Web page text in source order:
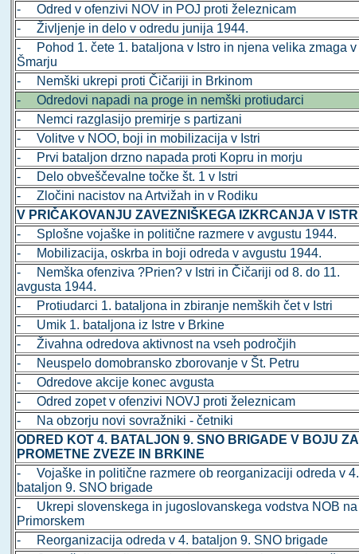
- Odred v ofenzivi NOV in POJ proti železnicam
- Življenje in delo v odredu junija 1944.
- Pohod 1. čete 1. bataljona v Istro in njena velika zmaga v
Šmarju
- Nemški ukrepi proti Čičariji in Brkinom
- Odredovi napadi na proge in nemški protiudarci
- Nemci razglasijo premirje s partizani
- Volitve v NOO, boji in mobilizacija v Istri
- Prvi bataljon drzno napada proti Kopru in morju
- Delo obveščevalne točke št. 1 v Istri
- Zločini nacistov na Artvižah in v Rodiku
V PRIČAKOVANJU ZAVEZNIŠKEGA IZKRCANJA V ISTRI
- Splošne vojaške in politične razmere v avgustu 1944.
- Mobilizacija, oskrba in boji odreda v avgustu 1944.
- Nemška ofenziva ?Prien? v Istri in Čičariji od 8. do 11.
avgusta 1944.
- Protiudarci 1. bataljona in zbiranje nemških čet v Istri
- Umik 1. bataljona iz Istre v Brkine
- Živahna odredova aktivnost na vseh področjih
- Neuspelo domobransko zborovanje v Št. Petru
- Odredove akcije konec avgusta
- Odred zopet v ofenzivi NOVJ proti železnicam
- Na obzorju novi sovražniki - četniki
ODRED KOT 4. BATALJON 9. SNO BRIGADE V BOJU ZA
PROMETNE ZVEZE IN BRKINE
- Vojaške in politične razmere ob reorganizaciji odreda v 4.
bataljon 9. SNO brigade
- Ukrepi slovenskega in jugoslovanskega vodstva NOB na
Primorskem
- Reorganizacija odreda v 4. bataljon 9. SNO brigade